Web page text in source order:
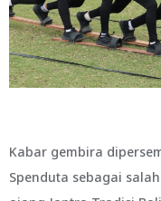
Kabar gembira
Spenduta sebagai